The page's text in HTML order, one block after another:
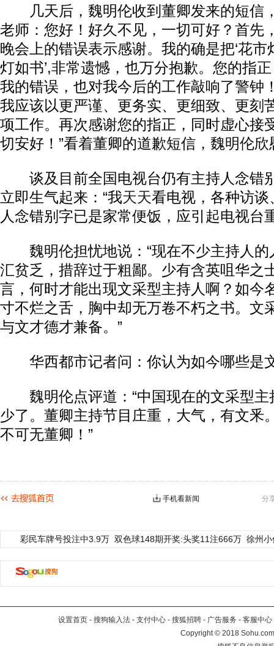
几天后，魏明伦收到董卿发来的短信
老师：您好！好久不见，一切可好？首先
晚会上的错误表示感谢。我的确是把‘花市
灯如书’,非常遗憾，也万分抱歉。您的指
我的错误，也对我今后的工作敲响了警钟
我应该以更严谨、更务实、更细致、更刻
项工作。再次感谢您的指正，同时虚心接
切安好！”看着董卿的道歉短信，魏明伦
谈及目前全国电视台仍有主持人念错
立即生气起来：“我天天看电视，各种访
人念错别字已是家常便饭，应引起电视台
魏明伦担忧地说：“现在不少主持人的
汇贫乏，措辞过于粗鄙。少有含英咀华之
言，何时才能出现文采型主持人啊？如今
寸不烂之舌，胸中却无万卷不朽之书。文
与文才德才兼备。”
华西都市记者问：你认为如今哪些是
魏明伦点评道：“中国现在的文采型主
少了。董卿主持节目庄重，大气，有文釆
不可无董卿！”
分
手机看新闻
彩民车牌号投注中3.9万 双色球148期开奖:头奖11注666万 徐州
设置首页 - 搜狗输入法 - 支付中心 - 搜狐招聘 - 广告服务 - 客服中心
Copyright©2018